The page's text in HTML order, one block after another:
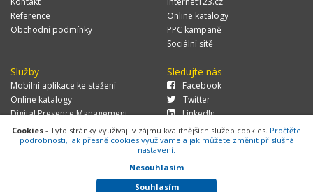
Reference
Obchodní podmínky
Online katalogy
PPC kampaně
Sociální sítě
Služby
Mobilní aplikace ke stažení
Online katalogy
Digital Presence Management
Více zákazníků
Sledujte nás
Facebook
Twitter
LinkedIn
© 2026 MEDIATEL CZ, s.r.o.,Za Potokem 46/4, 106 00 Praha 10, tel.:
+420 771 270 421, verze 1.29.0.143,
Cookies
Cookies - Tyto stránky využívají v zájmu kvalitnějších služeb cookies. Pročtěte
podrobnosti, jak přesně cookies využíváme a jak můžete změnit příslušná
nastavení.
Nesouhlasím
Souhlasím